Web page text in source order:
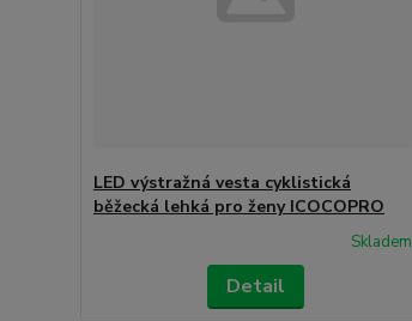
LED výstražná vesta cyklistická
běžecká lehká pro ženy ICOCOPRO
Skladem
Detail